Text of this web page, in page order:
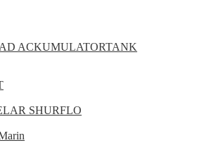
ACKUMULATORTANK
SHURFLO